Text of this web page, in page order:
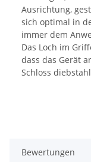
Ausrichtung,
sich optimal in
immer dem
Das Loch im
dass das Gerät
Schloss
Bewertungen